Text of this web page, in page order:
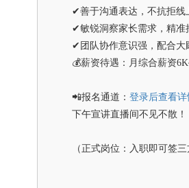
✔善于沟通表达，不抗拒线
✔敏锐洞察家长需求，精准
✔团队协作意识强，配合大
💰薪资待遇：月综合薪资
📲报名通道： 登录后查看详
下午宣讲直播间不见不散！
（正式岗位：入职即可签